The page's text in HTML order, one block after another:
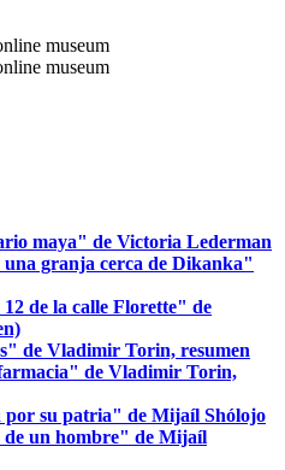
maya" de Victoria Lederman
una granja cerca de Dikanka"
de la calle Florette" de
de Vladimir Torin, resumen
de Vladimir Torin,
por su patria" de Mijaíl Shólojo
de un hombre" de Mijaíl